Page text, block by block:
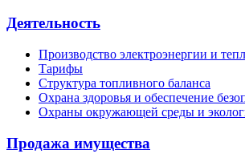
Деятельность
Производство электроэнергии и
Тарифы
Структура топливного баланса
Охрана здоровья и обеспечение
Охраны окружающей среды и
Продажа имущества